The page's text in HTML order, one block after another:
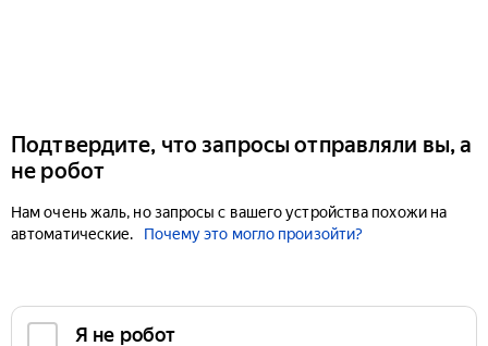
Подтвердите, что запросы отправляли вы, а
не робот
Нам очень жаль, но запросы с вашего устройства похожи на
автоматические.
Почему это могло произойти?